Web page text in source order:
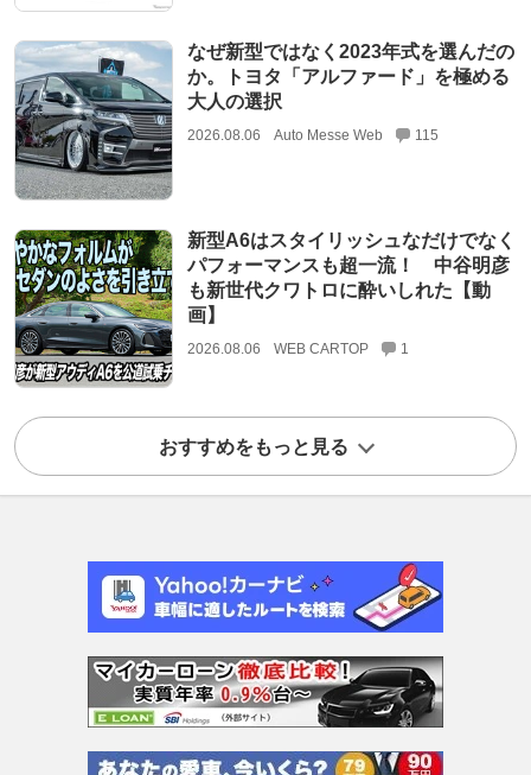
なぜ新型ではなく2023年式を選んだの
か。トヨタ「アルファード」を極める
大人の選択
2026.08.06 Auto Messe Web 115
新型A6はスタイリッシュなだけでなく
パフォーマンスも超一流！ 中谷明彦
も新世代クワトロに酔いしれた【動
画】
2026.08.06 WEB CARTOP 1
おすすめをもっと見る